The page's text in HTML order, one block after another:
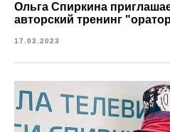
Ольга Спиркина
авторский тренинг
17.03.2023